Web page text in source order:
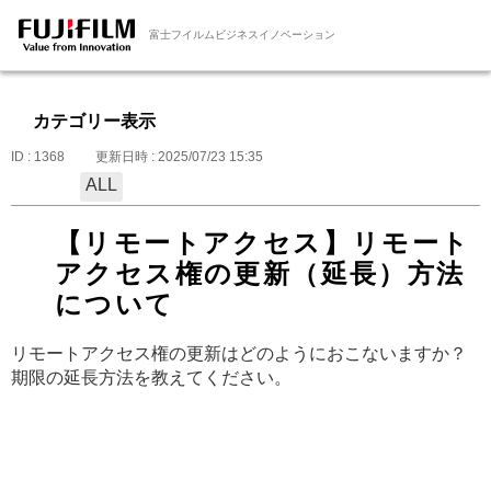
富士フイルムビジネスイノベーション
カテゴリー表示
ID : 1368 更新日時 : 2025/07/23 15:35
ALL
【リモートアクセス】リモート
アクセス権の更新（延長）方法
について
リモートアクセス権の更新はどのようにおこないますか？
期限の延長方法を教えてください。